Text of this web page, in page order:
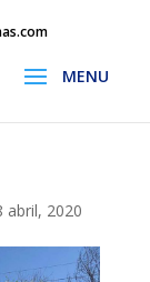
abril, 2020